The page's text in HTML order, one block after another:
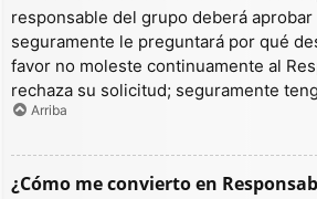
responsable del grupo deberá
seguramente le preguntará por qué
favor no moleste continuamente al
rechaza su solicitud; seguramente
Arriba
¿Cómo me convierto en